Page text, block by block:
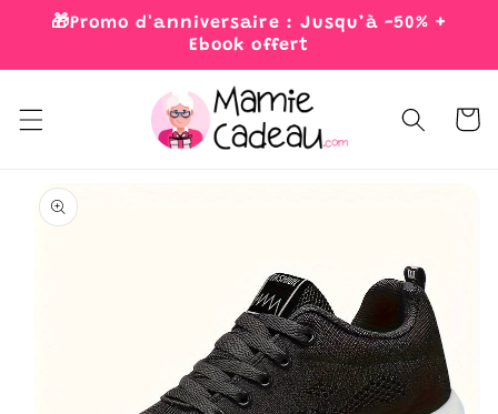
Skip to
🎁Promo d'anniversaire : Jusqu’à -50% +
Ebook offert
Cart
Skip to
product
information